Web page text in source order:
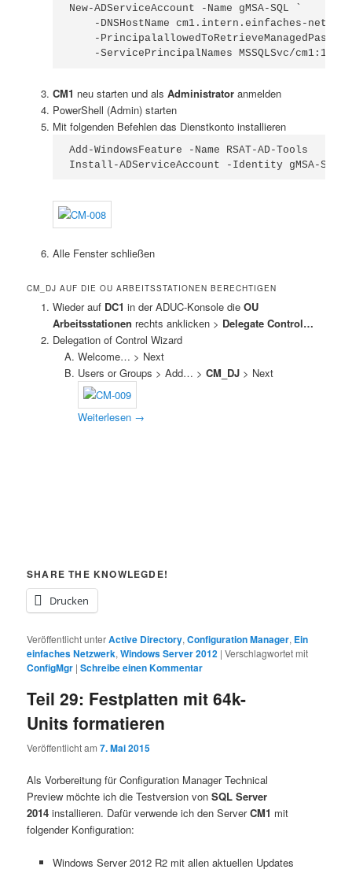
New-ADServiceAccount -Name gMSA-SQL `
-DNSHostName cm1.intern.einfaches-
-
-ServicePrincipalNames MSSQLSvc/
CM1 neu starten und als Administratoranmelden
PowerShell (Admin) starten
Mit folgenden Befehlen das Dienstkonto installieren
Add-WindowsFeature -Name RSAT-AD-Tools
Install-ADServiceAccount -Identity gMSA-SQL
Alle Fenster schließen
CM_DJ AUF DIE OU ARBEITSSTATIONEN BERECHTIGEN
Wieder auf DC1 in der ADUC-Konsole die OU
Arbeitsstationen rechts anklicken > Delegate Control…
Delegation of Control Wizard
Welcome… > Next
Users or Groups > Add… >CM_DJ > Next
Weiterlesen →
SHARE THE KNOWLEGDE!
Drucken
Veröffentlicht unterActive Directory,Configuration Manager, Ein
einfaches Netzwerk,Windows Server 2012 |Verschlagwortet mit
ConfigMgr |Schreibe einen Kommentar
Teil 29: Festplatten mit 64k-
Units formatieren
Veröffentlicht am7. Mai 2015
Als Vorbereitung für Configuration Manager Technical
Preview möchte ich die Testversion vonSQL Server
2014installieren. Dafür verwende ich den ServerCM1 mit
folgender Konfiguration:
Windows Server 2012 R2 mit allen aktuellen Updates